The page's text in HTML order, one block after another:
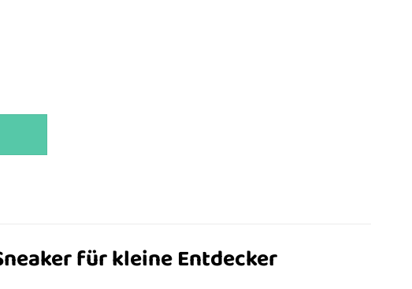
für kleine Entdecker